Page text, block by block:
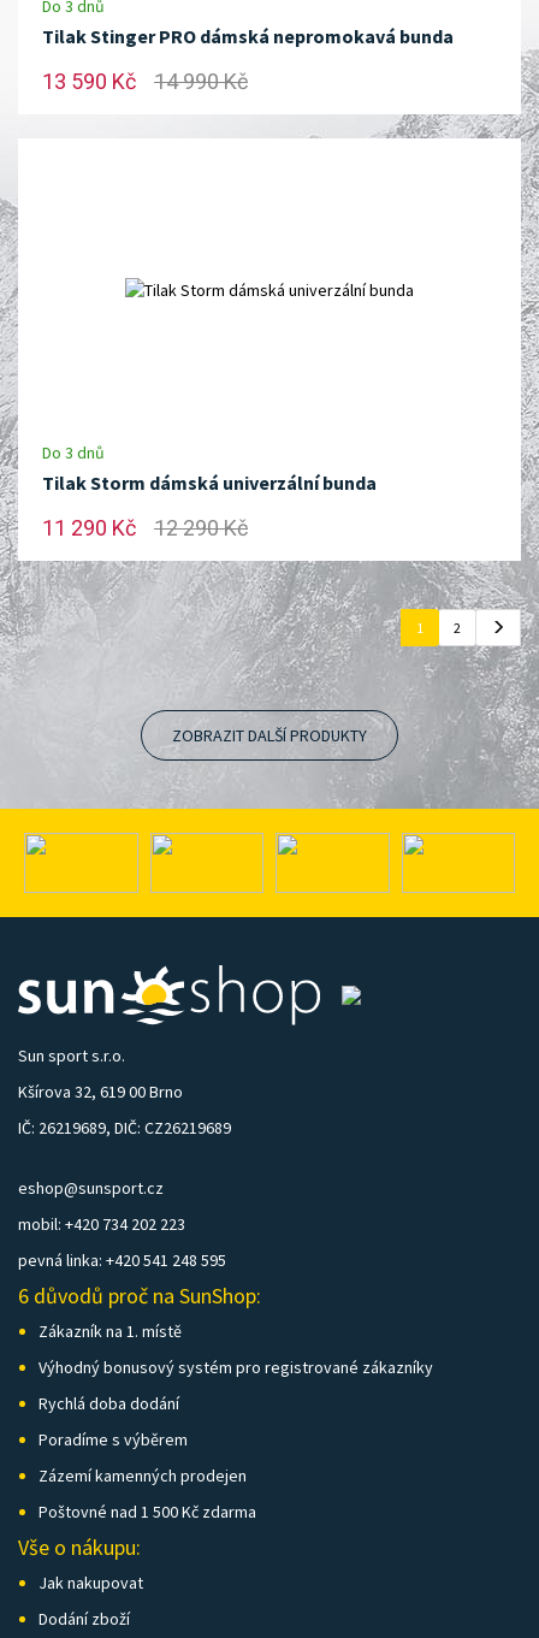
Do 3 dnů
Tilak Stinger PRO dámská nepromokavá bunda
13 590 Kč 14 990 Kč
Do 3 dnů
Tilak Storm dámská univerzální bunda
11 290 Kč 12 290 Kč
1 2
ZOBRAZIT DALŠÍ PRODUKTY
Sun sport s.r.o.
Kšírova 32, 619 00 Brno
IČ: 26219689, DIČ: CZ26219689
eshop@sunsport.cz
mobil: +420 734 202 223
pevná linka: +420 541 248 595
6 důvodů proč na SunShop:
Zákazník na 1. místě
Výhodný bonusový systém pro registrované zákazníky
Rychlá doba dodání
Poradíme s výběrem
Zázemí kamenných prodejen
Poštovné nad 1 500 Kč zdarma
Vše o nákupu:
Jak nakupovat
Dodání zboží